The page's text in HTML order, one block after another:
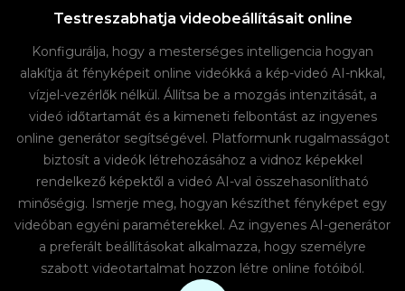
Testreszabhatja videobeállításait online
Konfigurálja, hogy a mesterséges intelligencia hogyan
alakítja át fényképeit online videókká a kép-videó AI-nkkal,
vízjel-vezérlők nélkül. Állítsa be a mozgás intenzitását, a
videó időtartamát és a kimeneti felbontást az ingyenes
online generátor segítségével. Platformunk rugalmasságot
biztosít a videók létrehozásához a vidnoz képekkel
rendelkező képektől a videó AI-val összehasonlítható
minőségig. Ismerje meg, hogyan készíthet fényképet egy
videóban egyéni paraméterekkel. Az ingyenes AI-generátor
a preferált beállításokat alkalmazza, hogy személyre
szabott videotartalmat hozzon létre online fotóiból.